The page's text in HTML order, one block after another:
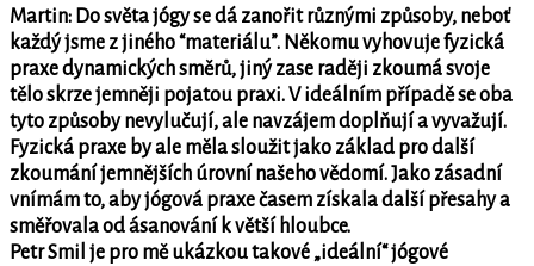
Martin: Do světa jógy se dá zanořit různými způsoby, neboť
každý jsme z jiného “materiálu”. Někomu vyhovuje fyzická
praxe dynamických směrů, jiný zase raději zkoumá svoje
tělo skrze jemněji pojatou praxi. V ideálním případě se oba
tyto způsoby nevylučují, ale navzájem doplňují a vyvažují.
Fyzická praxe by ale měla sloužit jako základ pro další
zkoumání jemnějších úrovní našeho vědomí. Jako zásadní
vnímám to, aby jógová praxe časem získala další přesahy a
směřovala od ásanování k větší hloubce.
Petr Smil je pro mě ukázkou takové „ideální“ jógové